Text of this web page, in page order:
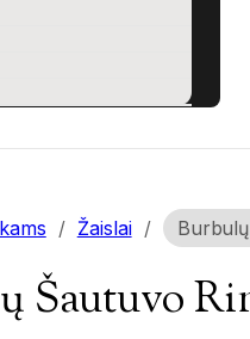
/ Žaislai /
Šautuvo